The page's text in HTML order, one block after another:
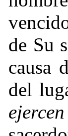
de Su
causa
del